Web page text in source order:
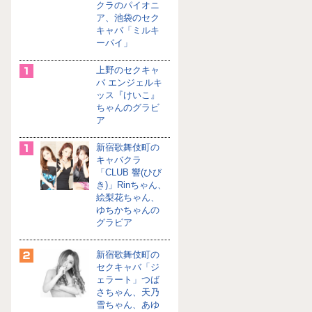
クラのパイオニ
ア、池袋のセク
キャバ「ミルキ
ーパイ」
上野のセクキャ
バ エンジェルキ
ッス『けいこ』
ちゃんのグラビ
ア
新宿歌舞伎町の
キャバクラ
「CLUB 響(ひび
き)」Rinちゃん、
絵梨花ちゃん、
ゆちかちゃんの
グラビア
新宿歌舞伎町の
セクキャバ「ジ
ェラート」つば
さちゃん、天乃
雪ちゃん、あゆ